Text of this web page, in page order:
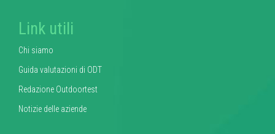
Link utili
Chi siamo
Guida valutazioni di ODT
Redazione Outdoortest
Notizie delle aziende